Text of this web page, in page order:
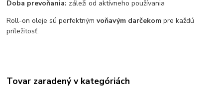
Doba prevoňania: záleži od aktívneho používania
Roll-on oleje sú perfektnýmvoňavým darčekom pre každú
príležitosť.
Tovar zaradený v kategóriách